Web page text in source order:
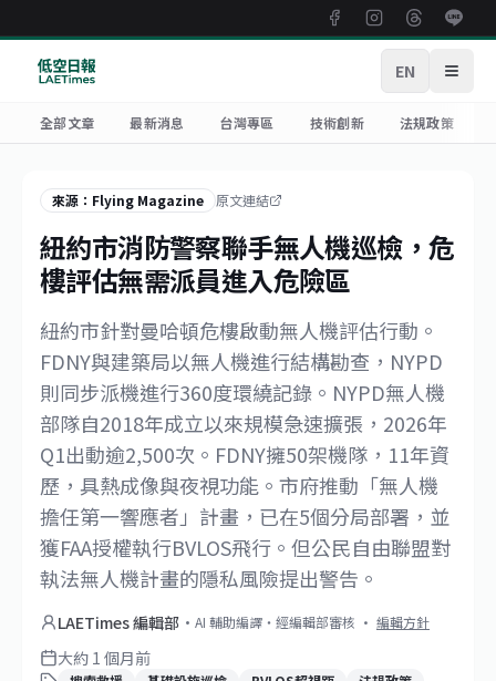
EN 開啟
全部文章 最新消息 台灣專區 技術創新 法規政策
來源：Flying Magazine 原文連結
紐約市消防警察聯手無人機巡檢，危
樓評估無需派員進入危險區
紐約市針對曼哈頓危樓啟動無人機評估行動。
FDNY與建築局以無人機進行結構勘查，NYPD
則同步派機進行360度環繞記錄。NYPD無人機
部隊自2018年成立以來規模急速擴張，2026年
Q1出動逾2,500次。FDNY擁50架機隊，11年資
歷，具熱成像與夜視功能。市府推動「無人機
擔任第一響應者」計畫，已在5個分局部署，並
獲FAA授權執行BVLOS飛行。但公民自由聯盟對
執法無人機計畫的隱私風險提出警告。
LAETimes 編輯部 · AI 輔助編譯・經編輯部審核 · 編輯方針
大約 1 個月前